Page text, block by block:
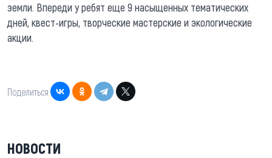
земли. Впереди у ребят еще 9 насыщенных тематических
дней, квест-игры, творческие мастерские и экологические
акции.
Поделиться:
НОВОСТИ